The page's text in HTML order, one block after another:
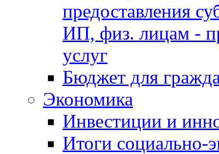
предоставления
ИП, физ. лицам -
услуг
Бюджет для
Экономика
Инвестиции и
Итоги социально-